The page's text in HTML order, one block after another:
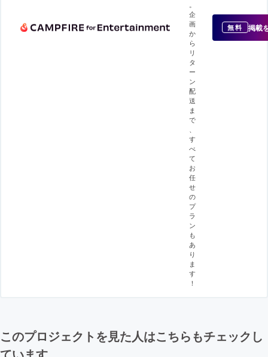
企
画
か
ら
リ
タ
ー
ン
配
送
ま
で
す
べ
て
お
任
せ
の
プ
ラ
ン
も
あ
り
ま
す
！
無料 掲載
このプロジェクトを見た人はこちらもチェックし
ています